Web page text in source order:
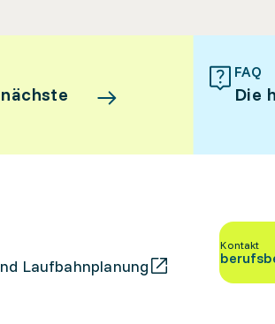
FAQ
Die
Laufbahnplanung
Kontakt